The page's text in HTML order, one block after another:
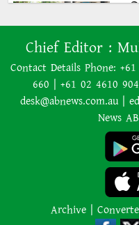
এক
Chief Editor :
Contact Details Phone:
660 | +61 02 4610
desk@abnews.com.au |
News
Archive |